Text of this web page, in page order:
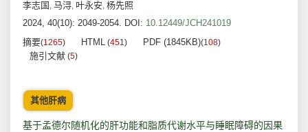
李志国 , 马浔, 叶永安, 杨先照
2024, 40(10): 2049-2054. DOI: 10.12449/JCH241019
摘要(1265) HTML (451) PDF (1845KB)(108)
施引文献 (5)
其他肝病
基于孟德尔随机化的肝功能和脂质代谢水平与睡眠障碍的因果